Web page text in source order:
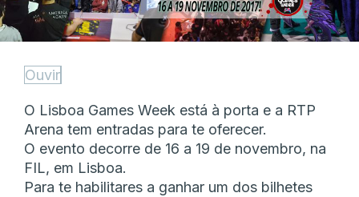
Ouvir
O Lisboa Games Week está à porta e a RTP
Arena tem entradas para te oferecer.
O evento decorre de 16 a 19 de novembro, na
FIL, em Lisboa.
Para te habilitares a ganhar um dos bilhetes